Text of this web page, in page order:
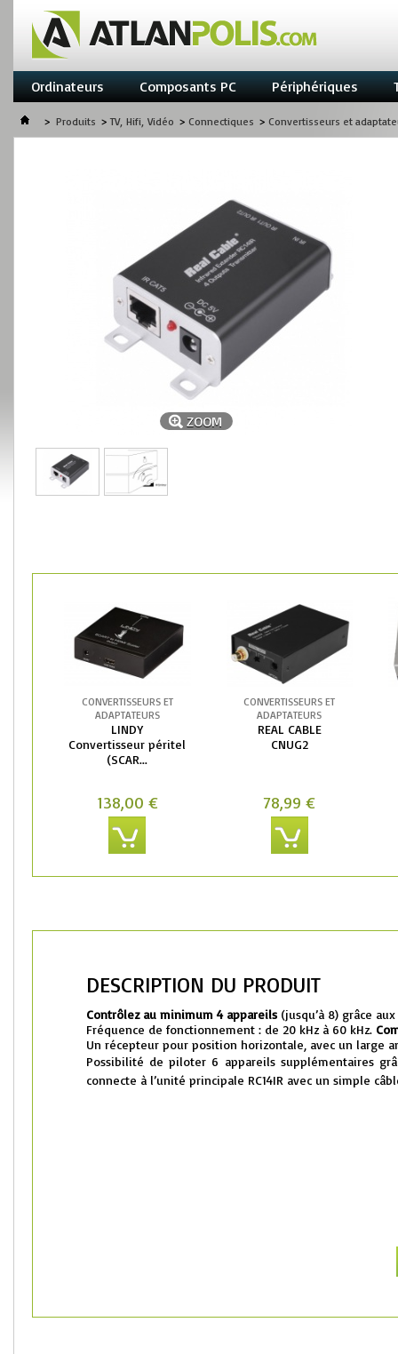
Ordinateurs Composants PC Périphériques
> Produits > TV, Hifi, Vidéo > Connectiques > Convertisseurs et
ZOOM
CONVERTISSEURS ET
ADAPTATEURS
LINDY
Convertisseur péritel
(SCAR...
138,00 €
CONVERTISSEURS ET
ADAPTATEURS
REAL CABLE
CNUG2
78,99 €
DESCRIPTION DU PRODUIT
Contrôlez au minimum 4 appareils (jusqu’à 8) grâce
Fréquence de fonctionnement : de 20 kHz à 60 kHz.
Un récepteur pour position horizontale, avec un large
Possibilité de piloter 6 appareils supplémentaires
connecte à l’unité principale RC14IR avec un simple